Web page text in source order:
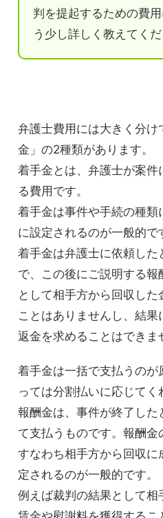
判を提起するための費
う少し詳しく教えてくだ
弁護士費用には大きく分け
金」の2種類があります。
着手金とは、弁護士が案
る費用です。
着手金は事件や手続の種類
に設定されるのが一般的で
着手金は弁護士に依頼し
で、この後にご説明する
として相手方から回収し
ことはありませんし、結
返金を求めることはできま
着手金は一括で支払うのが
っては分割払いに応じてく
報酬金は、事件が終了した
て支払うものです。報酬金
すなわち相手方から回収
定されるのが一般的です。
例えば裁判の結果として